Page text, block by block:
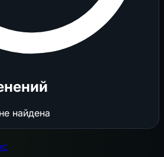
найдена